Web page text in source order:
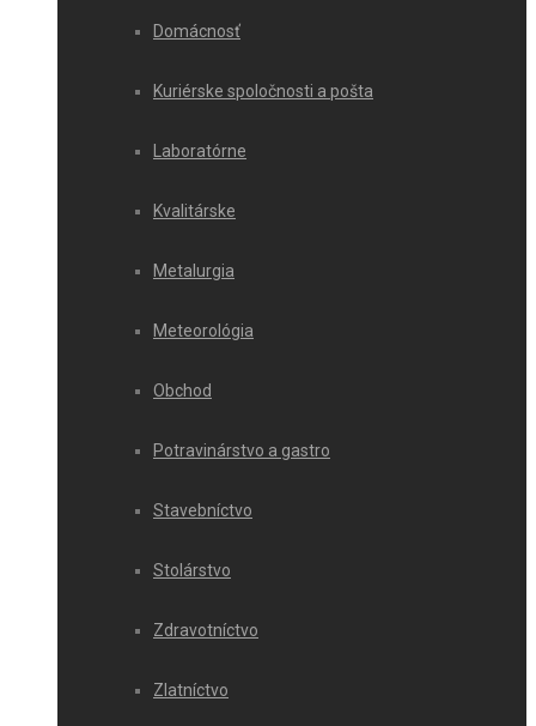
Domácnosť
Kuriérske spoločnosti a pošta
Laboratórne
Kvalitárske
Metalurgia
Meteorológia
Obchod
Potravinárstvo a gastro
Stavebníctvo
Stolárstvo
Zdravotníctvo
Zlatníctvo